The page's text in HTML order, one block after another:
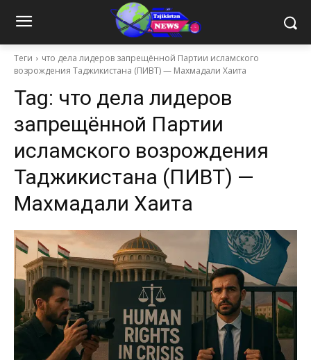
Теги
что дела лидеров запрещённой Партии исламского
возрождения Таджикистана (ПИВТ) — Махмадали Хаита
Tag: что дела лидеров
запрещённой Партии
исламского возрождения
Таджикистана (ПИВТ) —
Махмадали Хаита